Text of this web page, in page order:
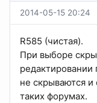
2014-05-15 20:24
R585 (чистая).
При выборе
не скрываются и
таких форумах.